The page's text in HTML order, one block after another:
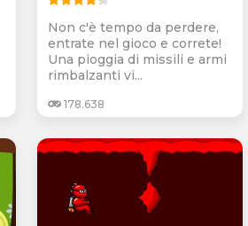
Non c'è tempo da perdere,
entrate nel gioco e correte!
Una pioggia di missili e armi
rimbalzanti vi...
178.638